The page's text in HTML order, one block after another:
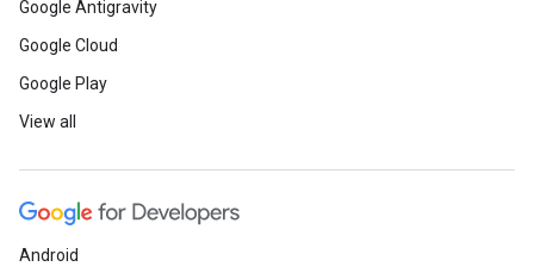
Google Antigravity
Google Cloud
Google Play
View all
Android